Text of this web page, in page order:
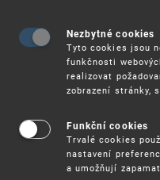
1. 11. – Online
Patentscope
Úřad průmyslového
studentů i širší
patentové databázi
semináře se
základními
Nezbytné cookies
Tyto cookies jsou
funkčnosti
realizovat
zobrazení stránky,
Funkční cookies
Trvalé cookies
nastavení
a umožňují